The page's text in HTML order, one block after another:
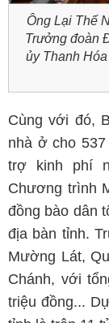
Ông Lại Thế
Trưởng đoàn
ủy Thanh
Cùng với đó,
nhà ở cho
trợ kinh phí
Chương trình
đồng bào dân
địa bàn tỉnh.
Mường Lát,
Chánh, với
triệu đồng...